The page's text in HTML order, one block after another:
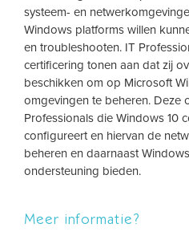
systeem- en
Windows platforms willen
en troubleshooten. IT
certificering tonen aan dat zij
beschikken om op Microsoft
omgevingen te beheren. Deze
Professionals die Windows 10
configureert en hiervan de
beheren en daarnaast
ondersteuning bieden.
Meer informatie?